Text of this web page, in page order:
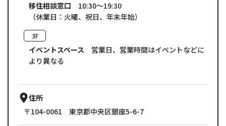
移住相談窓口 10:30～19:30
（休業日：火曜、祝日、年末年始）
3F
イベントスペース 営業日、営業時間はイベントなどに
より異なる
住所
〒104-0061 東京都中央区銀座5-6-7